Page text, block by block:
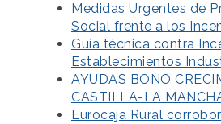
Medidas Urgentes de
Social frente a los
Guía técnica contra
Establecimientos
AYUDAS BONO
CASTILLA-LA
Eurocaja Rural